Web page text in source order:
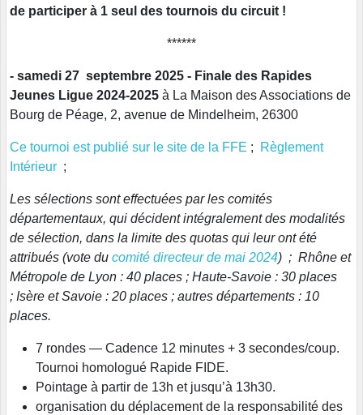
de participer à 1 seul des tournois du circuit !
******
- samedi 27 septembre 2025 - Finale des Rapides
Jeunes Ligue 2024-2025 à La Maison des Associations de
Bourg de Péage, 2, avenue de Mindelheim, 26300
Ce tournoi est publié sur le site de la FFE ;
Règlement
Intérieur ;
Les sélections sont effectuées par les comités
départementaux, qui décident intégralement des modalités
de sélection, dans la limite des quotas qui leur ont été
attribués (vote du comité directeur de mai 2024) ; Rhône et
Métropole de Lyon : 40 places ; Haute-Savoie : 30 places
; Isère et Savoie : 20 places ; autres départements : 10
places.
7 rondes — Cadence 12 minutes + 3 secondes/coup.
Tournoi homologué Rapide FIDE.
Pointage à partir de 13h et jusqu’à 13h30.
organisation du déplacement de la responsabilité des